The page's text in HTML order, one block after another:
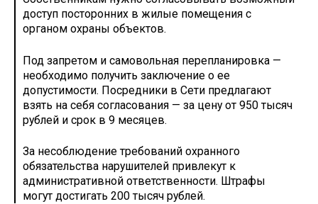
доступ посторонних в жилые помещения с
органом охраны объектов.
Под запретом и самовольная перепланировка —
необходимо получить заключение о ее
допустимости. Посредники в Сети предлагают
взять на себя согласования — за цену от 950 тысяч
рублей и срок в 9 месяцев.
За несоблюдение требований охранного
обязательства нарушителей привлекут к
административной ответственности. Штрафы
могут достигать 200 тысяч рублей.